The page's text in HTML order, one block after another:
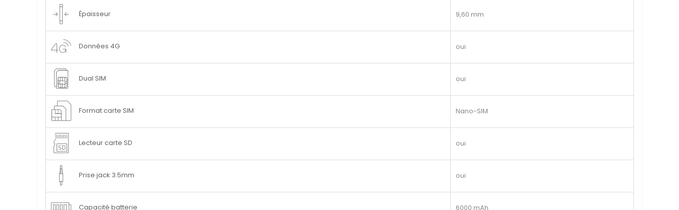
Épaisseur 9,60 mm
Données 4G oui
Dual SIM oui
Format carte SIM Nano-SIM
Lecteur carte SD oui
Prise jack 3.5mm oui
Capacité batterie 6000 mAh